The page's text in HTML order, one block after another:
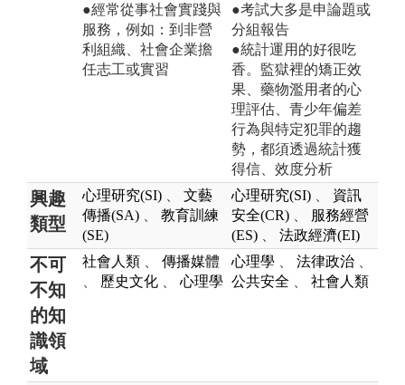
●經常從事社會實踐與
服務，例如：到非營
利組織、社會企業擔
任志工或實習
●考試大多是申論題或
分組報告
●統計運用的好很吃
香。監獄裡的矯正效
果、藥物濫用者的心
理評估、青少年偏差
行為與特定犯罪的趨
勢，都須透過統計獲
得信、效度分析
興趣
類型
心理研究(SI)
文藝
傳播(SA)
教育訓練
(SE)
心理研究(SI)
資訊
安全(CR)
服務經營
(ES)
法政經濟(EI)
不可
不知
的知
識領
域
社會人類
傳播媒體
歷史文化 心理學
心理學 法律政治
公共安全
社會人類